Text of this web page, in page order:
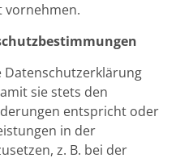
vornehmen.
Datenschutzerklärung
sie stets den
entspricht oder
in der
z. B. bei der